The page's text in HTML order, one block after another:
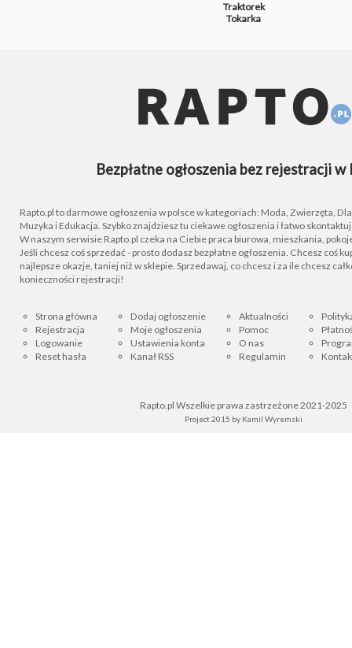
Traktorek
Tokarka
Bezpłatne ogłoszenia bez rejestracji w
Rapto.pl to darmowe ogłoszenia w polsce w kategoriach: Moda, Zwierzęta, Dla
Muzyka i Edukacja. Szybko znajdziesz tu ciekawe ogłoszenia i łatwo
W naszym serwisie Rapto.pl czeka na Ciebie praca biurowa, mieszkania,
Jeśli chcesz coś sprzedać - prosto dodasz bezpłatne ogłoszenia. Chcesz coś
najlepsze okazje, taniej niż w sklepie. Sprzedawaj, co chcesz i za ile chcesz
konieczności rejestracji!
Strona główna
Rejestracja
Logowanie
Reset hasła
Dodaj ogłoszenie
Moje ogłoszenia
Ustawienia konta
Kanał RSS
Aktualności
Pomoc
O nas
Regulamin
Rapto.pl Wszelkie prawa zastrzeżone 2021-2025
Project 2015 by Kamil Wyremski